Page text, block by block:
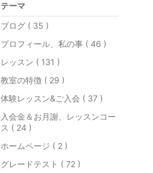
テーマ
ブログ ( 35 )
プロフィール、私の事 ( 46 )
レッスン ( 131 )
教室の特徴 ( 29 )
体験レッスン&ご入会 ( 37 )
入会金＆お月謝、レッスンコー
ス ( 24 )
ホームページ ( 2 )
グレードテスト ( 72 )